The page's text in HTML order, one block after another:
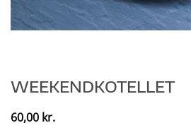
WEEKENDKOTELLET
60,00 kr.